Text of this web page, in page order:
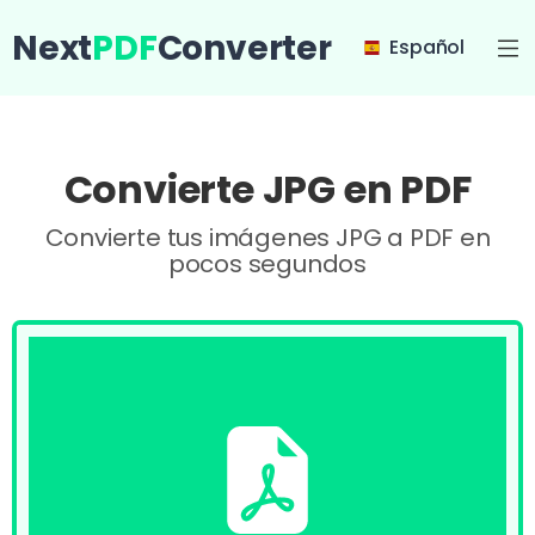
NextPDFConverter Español
Convierte JPG en PDF
Convierte tus imágenes JPG a PDF en
pocos segundos